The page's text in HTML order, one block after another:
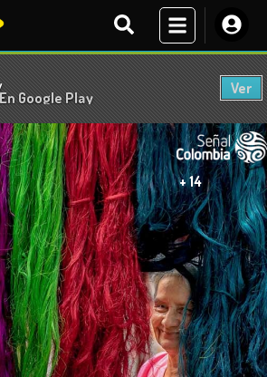
Google Play
Ver
+ 14